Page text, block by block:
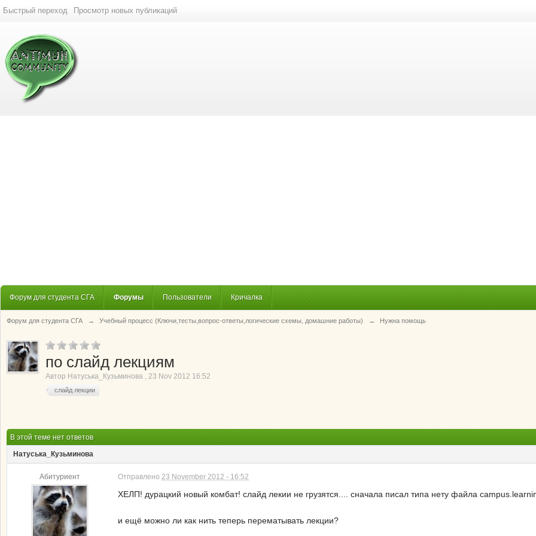
Быстрый переход Просмотр новых публикаций
Форум для студента СГА Форумы Пользователи Кричалка
Форум для студента СГА → Учебный процесс (Ключи,тесты,вопрос-ответы,логические схемы, домашние работы) → Нужна помощь
по слайд лекциям
Автор Натуська_Кузьминова , 23 Nov 2012 16:52
слайд лекции
В этой теме нет ответов
Натуська_Кузьминова
Абитуриент Отправлено 23 November 2012 - 16:52
ХЕЛП! дурацкий новый комбат! слайд лекии не грузятся.... сначала писал типа нету файла
и ещё можно ли как нить теперь перематывать лекции?